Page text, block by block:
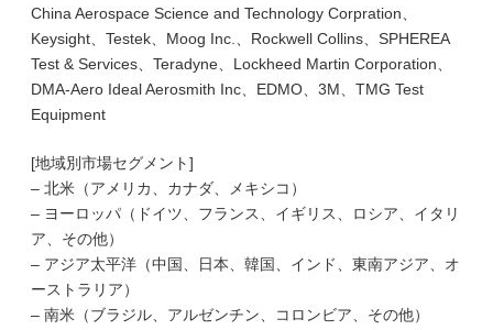
China Aerospace Science and Technology Corpration、
Keysight、Testek、Moog Inc.、Rockwell Collins、SPHEREA
Test & Services、Teradyne、Lockheed Martin Corporation、
DMA-Aero Ideal Aerosmith Inc、EDMO、3M、TMG Test
Equipment
[地域別市場セグメント]
– 北米（アメリカ、カナダ、メキシコ）
– ヨーロッパ（ドイツ、フランス、イギリス、ロシア、イタリ
ア、その他）
– アジア太平洋（中国、日本、韓国、インド、東南アジア、オ
ーストラリア）
– 南米（ブラジル、アルゼンチン、コロンビア、その他）